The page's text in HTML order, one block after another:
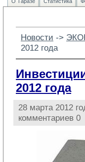
Новости ->
2012 года
2012 года
28 марта 2012
комментариев 0